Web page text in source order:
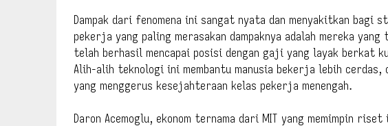
Dampak dari fenomena ini sangat nyata dan menyakitkan bagi
pekerja yang paling merasakan dampaknya adalah mereka
telah berhasil mencapai posisi dengan gaji yang layak berkat
Alih-alih teknologi ini membantu manusia bekerja lebih
yang menggerus kesejahteraan kelas pekerja menengah.
Daron Acemoglu, ekonom ternama dari MIT yang memimpin